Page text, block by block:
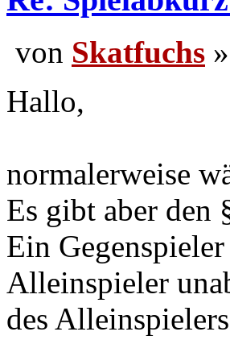
Re:
von
normalerweise
Es gibt aber den
Ein